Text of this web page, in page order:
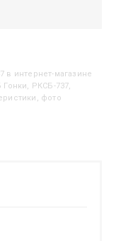
в интернет-магазине
РКСБ-737,
фото